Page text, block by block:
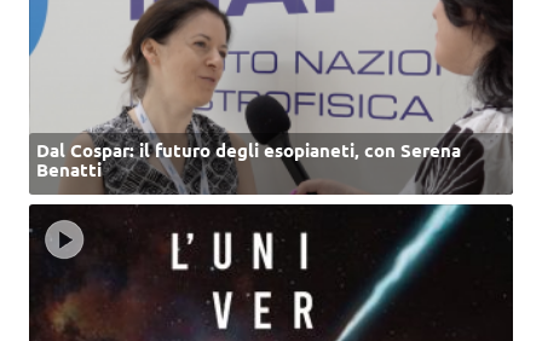
Dal Cospar: il futuro degli esopianeti, con Serena
Benatti